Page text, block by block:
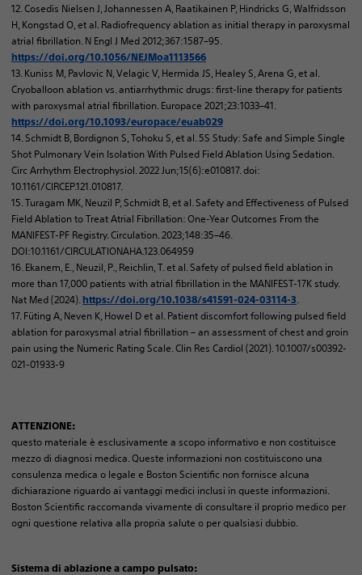
12. Cosedis Nielsen J, Johannessen A, Raatikainen P, Hindricks G, Walfridsson
H, Kongstad O, et al. Radiofrequency ablation as initial therapy in paroxysmal
atrial fibrillation. N Engl J Med 2012;367:1587–95.
https://doi.org/10.1056/NEJMoa1113566
13. Kuniss M, Pavlovic N, Velagic V, Hermida JS, Healey S, Arena G, et al.
Cryoballoon ablation vs. antiarrhythmic drugs: first-line therapy for patients
with paroxysmal atrial fibrillation. Europace 2021;23:1033–41.
https://doi.org/10.1093/europace/euab029
14. Schmidt B, Bordignon S, Tohoku S, et al. 5S Study: Safe and Simple Single
Shot Pulmonary Vein Isolation With Pulsed Field Ablation Using Sedation.
Circ Arrhythm Electrophysiol. 2022 Jun;15(6):e010817. doi:
10.1161/CIRCEP.121.010817.
15. Turagam MK, Neuzil P, Schmidt B, et al. Safety and Effectiveness of Pulsed
Field Ablation to Treat Atrial Fibrillation: One-Year Outcomes From the
MANIFEST-PF Registry. Circulation. 2023;148:35–46.
DOI:10.1161/CIRCULATIONAHA.123.064959
16. Ekanem, E., Neuzil, P., Reichlin, T. et al. Safety of pulsed field ablation in
more than 17,000 patients with atrial fibrillation in the MANIFEST-17K study.
Nat Med (2024).https://doi.org/10.1038/s41591-024-03114-3.
17. Füting A, Neven K, Howel D et al. Patient discomfort following pulsed field
ablation for paroxysmal atrial fibrillation – an assessment of chest and groin
pain using the Numeric Rating Scale. Clin Res Cardiol (2021). 10.1007/s00392-
021-01933-9
ATTENZIONE:
questo materiale è esclusivamente a scopo informativo e non costituisce
mezzo di diagnosi medica. Queste informazioni non costituiscono una
consulenza medica o legale e Boston Scientific non fornisce alcuna
dichiarazione riguardo ai vantaggi medici inclusi in queste informazioni.
Boston Scientific raccomanda vivamente di consultare il proprio medico per
ogni questione relativa alla propria salute o per qualsiasi dubbio.
Sistema di ablazione a campo pulsato: